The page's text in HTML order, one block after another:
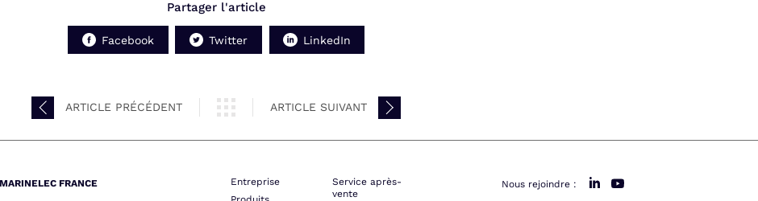
Partager l'article
Facebook Twitter LinkedIn
ARTICLE PRÉCÉDENT ARTICLE SUIVANT
MARINELEC FRANCE
Entreprise
Service après-
vente
Nous rejoindre :